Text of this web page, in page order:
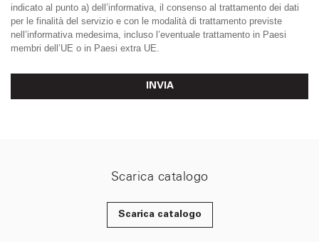
indicato al punto a) dell’informativa, il consenso al trattamento dei dati
per le finalità del servizio e con le modalità di trattamento previste
nell’informativa medesima, incluso l’eventuale trattamento in Paesi
membri dell’UE o in Paesi extra UE.
INVIA
Scarica catalogo
Scarica catalogo